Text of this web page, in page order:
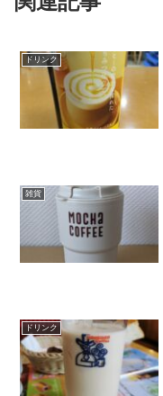
ドリンク
雑貨
ドリンク